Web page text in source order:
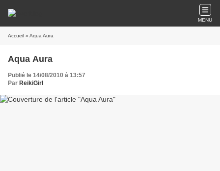
MENU
Accueil » Aqua Aura
Aqua Aura
Publié le 14/08/2010 à 13:57
Par ReikiGirl